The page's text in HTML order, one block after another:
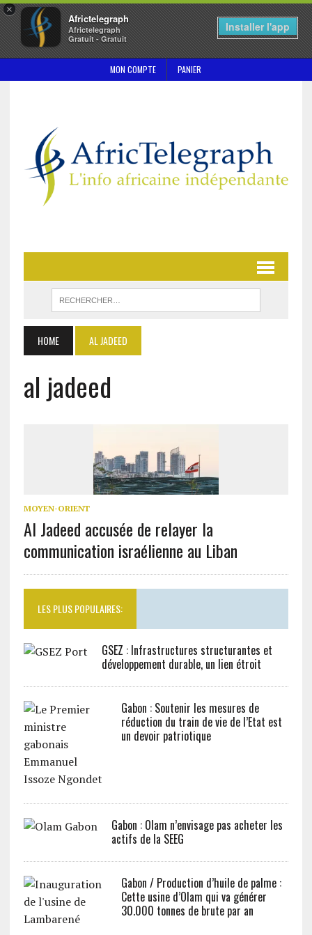
×
Africtelegraph
Africtelegraph
Gratuit - Gratuit
Installer l'app
MON COMPTE PANIER
HOME AL JADEED
al jadeed
MOYEN-ORIENT
Al Jadeed accusée de relayer la
communication israélienne au Liban
LES PLUS POPULAIRES:
GSEZ : Infrastructures structurantes et
développement durable, un lien étroit
Gabon : Soutenir les mesures de
réduction du train de vie de l’Etat est
un devoir patriotique
Gabon : Olam n’envisage pas acheter les
actifs de la SEEG
Gabon / Production d’huile de palme :
Cette usine d’Olam qui va générer
30.000 tonnes de brute par an